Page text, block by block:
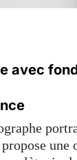
avec
une